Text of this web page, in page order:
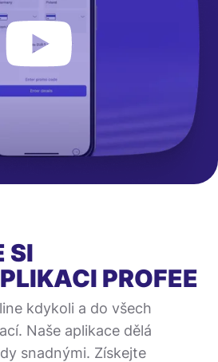
SI
PROFEE
kdykoli a do všech
Naše aplikace dělá
snadnými. Získejte